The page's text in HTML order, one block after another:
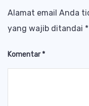
Alamat email Anda
yang wajib ditandai *
Komentar*